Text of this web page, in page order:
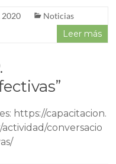
2020 Noticias
Leer más
https://capacitacion.
actividad/conversacio